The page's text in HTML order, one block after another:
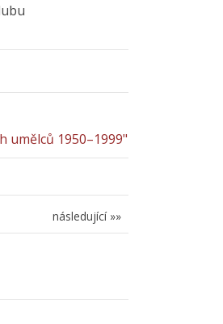
umělců 1950–1999"
následující »»